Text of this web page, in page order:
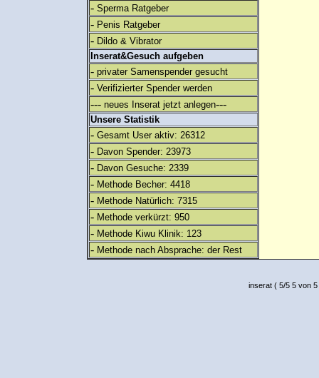
- Sperma Ratgeber
- Penis Ratgeber
- Dildo & Vibrator
Inserat&Gesuch aufgeben
- privater Samenspender gesucht
- Verifizierter Spender werden
--- neues Inserat jetzt anlegen---
Unsere Statistik
- Gesamt User aktiv: 26312
- Davon Spender: 23973
- Davon Gesuche: 2339
- Methode Becher: 4418
- Methode Natürlich: 7315
- Methode verkürzt: 950
- Methode Kiwu Klinik: 123
- Methode nach Absprache: der Rest
inserat( 5/5 5 von 5